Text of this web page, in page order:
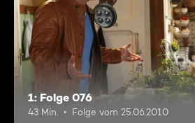
1: Folge 076
43 Min. Folge vom 25.06.2010